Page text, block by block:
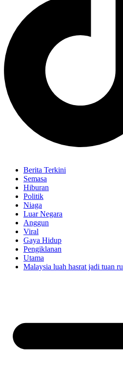
Berita Terkini
Semasa
Hiburan
Politik
Niaga
Luar Negara
Anggun
Viral
Gaya Hidup
Pengiklanan
Utama
Malaysia luah hasrat jadi tuan